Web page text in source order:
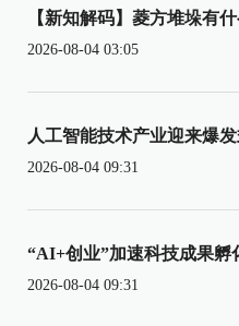
【新知解码】菱方堆垛有
2026-08-04 03:05
人工智能技术产业迎来爆
2026-08-04 09:31
“AI+创业”加速科技成果孵
2026-08-04 09:31